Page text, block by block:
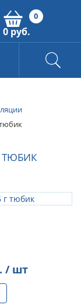
0
0 руб.
ТЮБИК
/ шт